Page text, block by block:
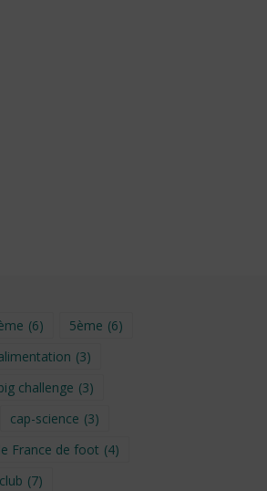
(6) 5ème (6)
(3)
challenge (3)
cap-science (3)
France de foot (4)
club (7)